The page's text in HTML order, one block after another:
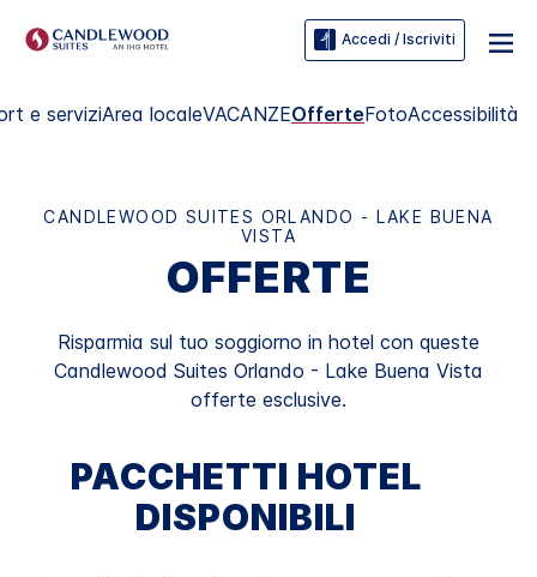
Accedi / Iscriviti
e serviziArea localeVACANZEOfferteFotoAccessibilità
CANDLEWOOD SUITES ORLANDO - LAKE BUENA
VISTA
OFFERTE
Risparmia sul tuo soggiorno in hotel con queste
Candlewood Suites Orlando - Lake Buena Vista
offerte esclusive.
PACCHETTI HOTEL
DISPONIBILI